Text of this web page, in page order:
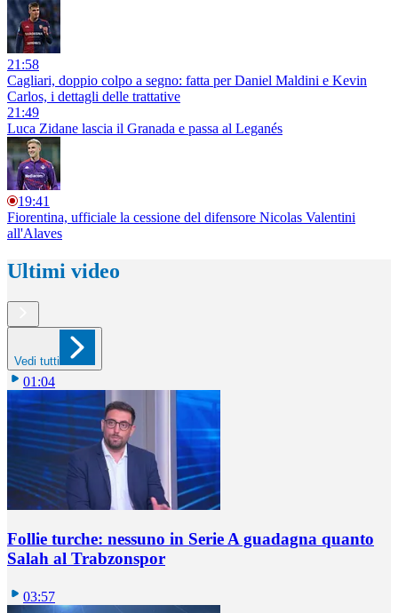
21:58
Cagliari, doppio colpo a segno: fatta per Daniel Maldini e Kevin
Carlos, i dettagli delle trattative
21:49
Luca Zidane lascia il Granada e passa al Leganés
19:41
Fiorentina, ufficiale la cessione del difensore Nicolas Valentini
all'Alaves
Ultimi video
Vedi tutti
01:04
Follie turche: nessuno in Serie A guadagna quanto
Salah al Trabzonspor
03:57